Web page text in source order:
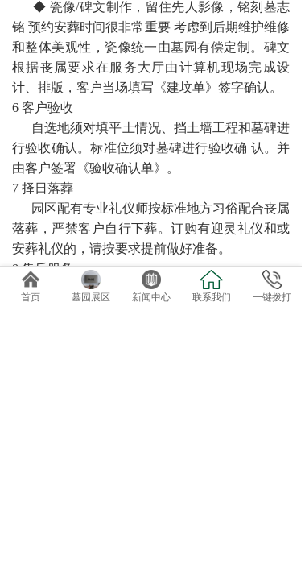
◆ 瓷像/碑文制作，留住先人影像，铭刻墓志
铭 预约安葬时间很非常重要 考虑到后期维护维修
和整体美观性，瓷像统一由墓园有偿定制。碑文
根据丧属要求在服务大厅由计算机现场完成设
计、排版，客户当场填写《建坟单》签字确认。
6 客户验收
自选地须对填平土情况、挡土墙工程和墓碑进
行验收确认。标准位须对墓碑进行验收确 认。并
由客户签署《验收确认单》。
7 择日落葬
园区配有专业礼仪师按标准地方习俗配合丧属
落葬，严禁客户自行下葬。订购有迎灵礼仪和或
安葬礼仪的，请按要求提前做好准备。
8 售后服务
园区可提供诸如代客祭扫、管家服务、墓碑翻
首页 墓园展区 新闻中心 联系我们 一键拨打